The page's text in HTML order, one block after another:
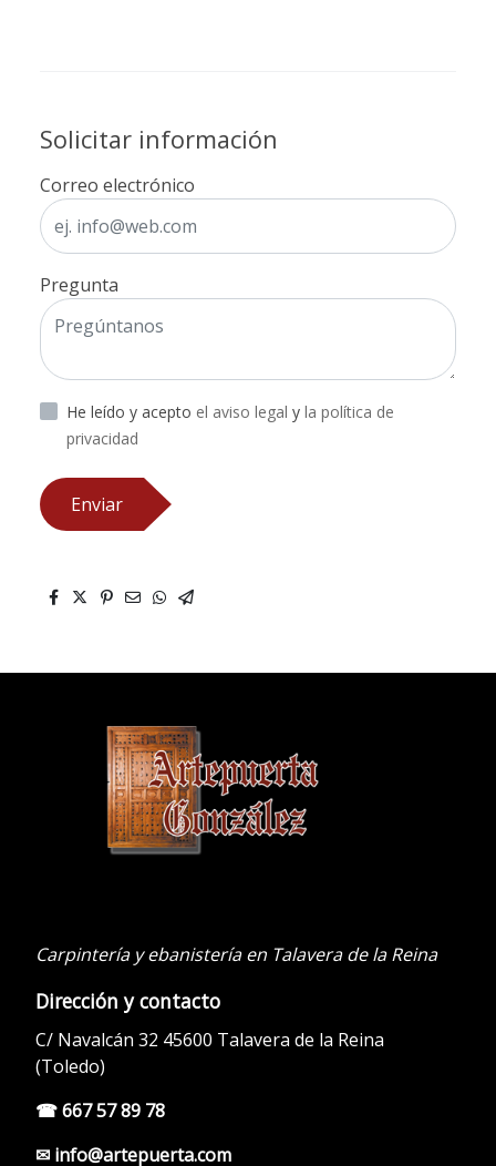
Solicitar información
Correo electrónico
Pregunta
He leído y acepto el aviso legal y la política de
privacidad
Enviar
Carpintería y ebanistería en Talavera de la Reina
Dirección y contacto
C/ Navalcán 32 45600 Talavera de la Reina
(Toledo)
☎ 667 57 89 78
✉ info@artepuerta.com